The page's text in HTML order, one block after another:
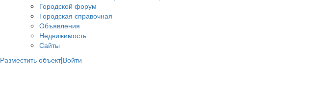
Городской форум
Городская справочная
Объявления
Недвижимость
Сайты
Разместить объект|Войти